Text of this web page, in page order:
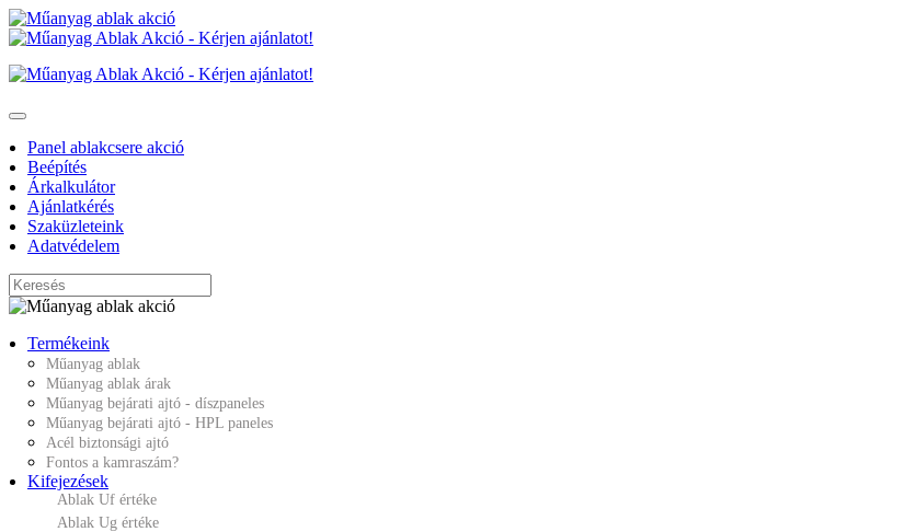
Panel ablakcsere akció
Beépítés
Árkalkulátor
Ajánlatkérés
Szaküzleteink
Adatvédelem
Termékeink
Műanyag ablak
Műanyag ablak árak
Műanyag bejárati ajtó - díszpaneles
Műanyag bejárati ajtó - HPL paneles
Acél biztonsági ajtó
Fontos a kamraszám?
Kifejezések
Ablak Uf értéke
Ablak Ug értéke